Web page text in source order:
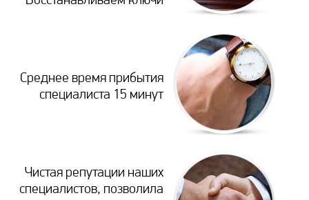
Среднее время прибытия
специалиста 15 минут
Чистая репутации наших
специалистов, позволила